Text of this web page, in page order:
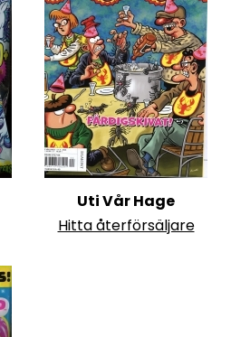
Uti Vår Hage
Hitta återförsäljare